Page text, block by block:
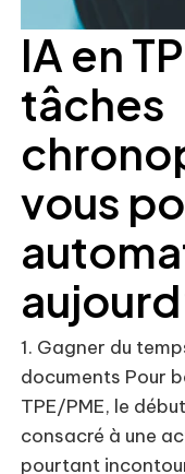
IA en
tâches
vous
1. Gagner du
documents Pour
TPE/PME, le
consacré à une
pourtant